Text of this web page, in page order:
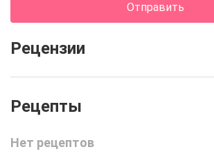
Отправить
Рецензии
Нет рецептов